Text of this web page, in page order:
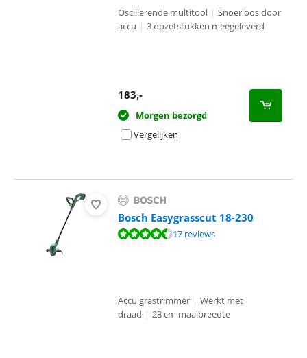
Oscillerende multitool | Snoerloos door
accu | 3 opzetstukken meegeleverd
183,-
Morgen bezorgd
Vergelijken
Bosch Easygrasscut 18-230
Beoordeling is 8,9 van de 10, gebaseerd op 17 reviews.
17 reviews
Accu grastrimmer | Werkt met
draad | 23 cm maaibreedte